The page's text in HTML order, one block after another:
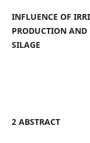
INFLUENCE OF
PRODUCTION AND
SILAGE
2 ABSTRACT